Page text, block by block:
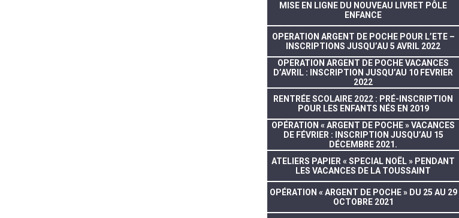
MISE EN LIGNE DU NOUVEAU LIVRET PÔLE
ENFANCE
OPERATION ARGENT DE POCHE POUR L’ETE –
INSCRIPTIONS JUSQU’AU 5 AVRIL 2022
OPERATION ARGENT DE POCHE VACANCES
D’AVRIL : INSCRIPTION JUSQU’AU 10 FEVRIER
2022
RENTRÉE SCOLAIRE 2022 : PRÉ-INSCRIPTION
POUR LES ENFANTS NÉS EN 2019
OPÉRATION « ARGENT DE POCHE » VACANCES
DE FÉVRIER : INSCRIPTION JUSQU’AU 15
DÉCEMBRE 2021.
ATELIERS PAPIER « SPECIAL NOËL » PENDANT
LES VACANCES DE LA TOUSSAINT
OPÉRATION « ARGENT DE POCHE » DU 25 AU 29
OCTOBRE 2021